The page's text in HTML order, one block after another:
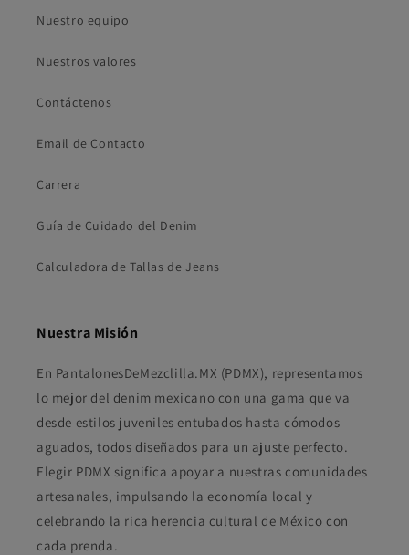
Nuestro equipo
Nuestros valores
Contáctenos
Email de Contacto
Carrera
Guía de Cuidado del Denim
Calculadora de Tallas de Jeans
Nuestra Misión
En PantalonesDeMezclilla.MX (PDMX), representamos
lo mejor del denim mexicano con una gama que va
desde estilos juveniles entubados hasta cómodos
aguados, todos diseñados para un ajuste perfecto.
Elegir PDMX significa apoyar a nuestras comunidades
artesanales, impulsando la economía local y
celebrando la rica herencia cultural de México con
cada prenda.